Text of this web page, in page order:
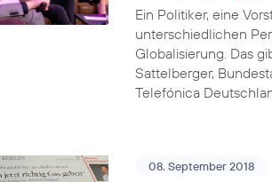
Ein Politiker, eine
unterschiedlichen
Globalisierung. Das
Sattelberger,
Telefónica
08. September 2018